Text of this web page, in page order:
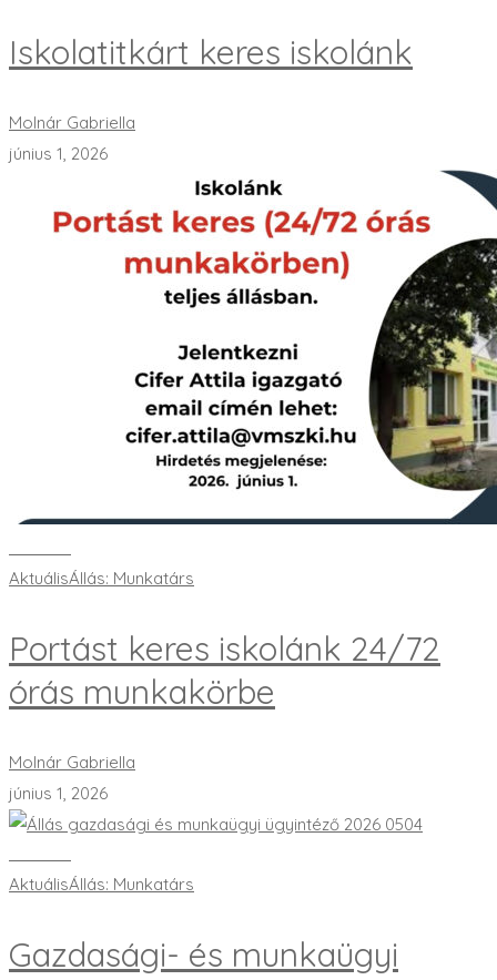
Iskolatitkárt keres iskolánk
Molnár Gabriella
június 1, 2026
AktuálisÁllás: Munkatárs
Portást keres iskolánk 24/72
órás munkakörbe
Molnár Gabriella
június 1, 2026
AktuálisÁllás: Munkatárs
Gazdasági- és munkaügyi